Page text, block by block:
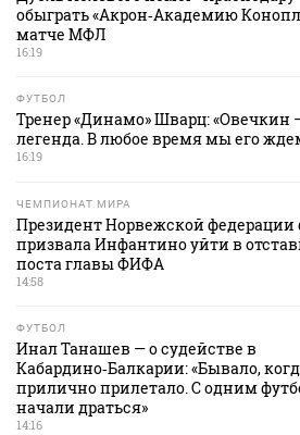
обыграть «Акрон‑Академию
матче МФЛ
16:19
ФУТБОЛ
Тренер «Динамо» Шварц: «Овечкин
легенда. В любое время мы его
16:19
ЧЕМПИОНАТ МИРА
Президент Норвежской федерации
призвала Инфантино уйти в
поста главы ФИФА
14:58
ФУТБОЛ
Инал Танашев — о судействе в
Кабардино‑Балкарии: «Бывало,
прилично прилетало. С одним
начали драться»
14:16